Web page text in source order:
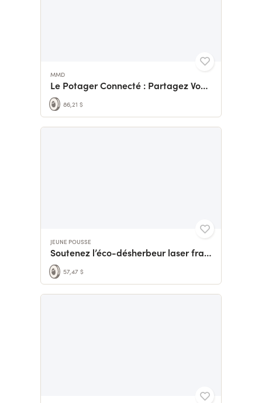
MMD
Le Potager Connecté : Partagez Vos Récoltes
86,21 $
JEUNE POUSSE
Soutenez l’éco-désherbeur laser français – zéro chimie !
57,47 $